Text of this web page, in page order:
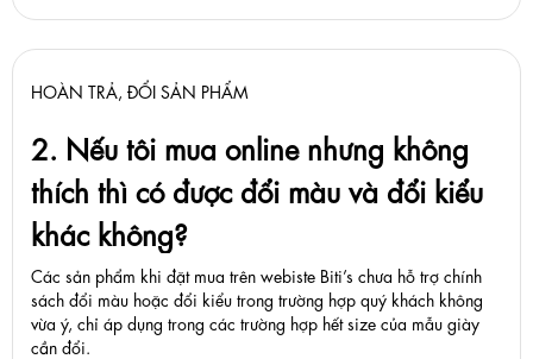
HOÀN TRẢ, ĐỔI SẢN PHẨM
2. Nếu tôi mua online nhưng không
thích thì có được đổi màu và đổi kiểu
khác không?
Các sản phẩm khi đặt mua trên webiste Biti’s chưa hỗ trợ chính
sách đổi màu hoặc đổi kiểu trong trường hợp quý khách không
vừa ý, chỉ áp dụng trong các trường hợp hết size của mẫu giày
cần đổi.